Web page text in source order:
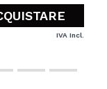
IVA Incl.